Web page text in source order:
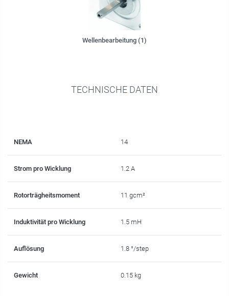
Wellenbearbeitung (1)
TECHNISCHE DATEN
NEMA 14
Strom pro Wicklung 1.2 A
Rotorträgheitsmoment 11 gcm²
Induktivität pro Wicklung 1.5 mH
Auflösung 1.8 °/step
Gewicht 0.15 kg